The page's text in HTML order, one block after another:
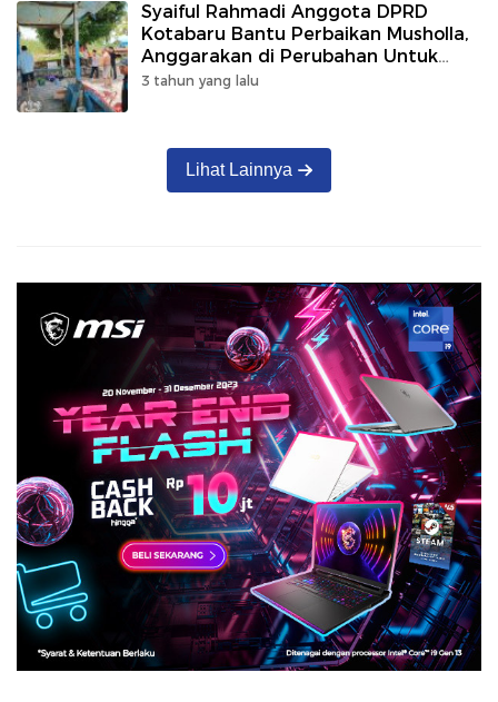
Syaiful Rahmadi Anggota DPRD
Kotabaru Bantu Perbaikan Musholla,
Anggarakan di Perubahan Untuk
Rehab
3 tahun yang lalu
Lihat Lainnya